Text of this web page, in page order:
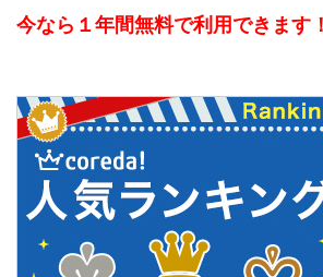
今なら１年間無料で利用できます！